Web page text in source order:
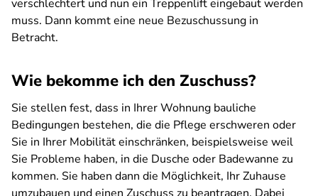
verschlechtert und nun ein Treppenlift eingebaut werden
muss. Dann kommt eine neue Bezuschussung in
Betracht.
Wie bekomme ich den Zuschuss?
Sie stellen fest, dass in Ihrer Wohnung bauliche
Bedingungen bestehen, die die Pflege erschweren oder
Sie in Ihrer Mobilität einschränken, beispielsweise weil
Sie Probleme haben, in die Dusche oder Badewanne zu
kommen. Sie haben dann die Möglichkeit, Ihr Zuhause